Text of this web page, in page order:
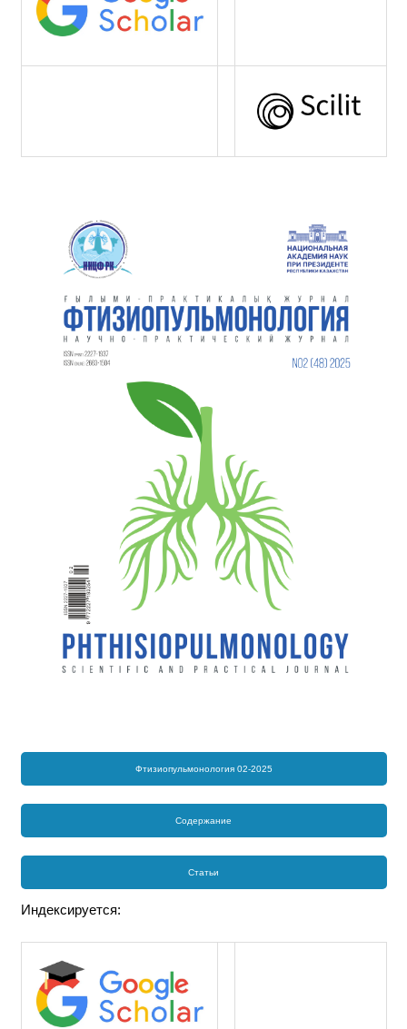
Фтизиопульмонология 02-2025
Содержание
Статьи
Индексируется: